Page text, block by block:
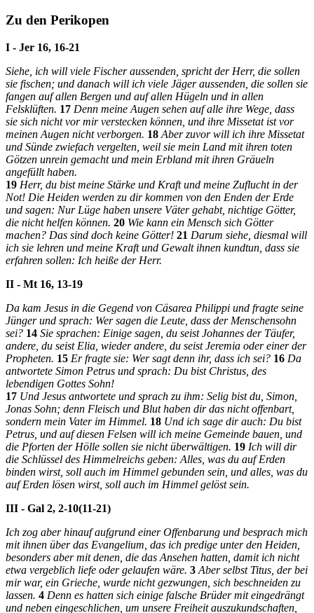
Zu den Perikopen
I - Jer 16, 16-21
Siehe, ich will viele Fischer aussenden, spricht der Herr, die sollen
sie fischen; und danach will ich viele Jäger aussenden, die sollen sie
fangen auf allen Bergen und auf allen Hügeln und in allen
Felsklüften. 17 Denn meine Augen sehen auf alle ihre Wege, dass
sie sich nicht vor mir verstecken können, und ihre Missetat ist vor
meinen Augen nicht verborgen. 18 Aber zuvor will ich ihre Missetat
und Sünde zwiefach vergelten, weil sie mein Land mit ihren toten
Götzen unrein gemacht und mein Erbland mit ihren Gräueln
angefüllt haben.
19 Herr, du bist meine Stärke und Kraft und meine Zuflucht in der
Not! Die Heiden werden zu dir kommen von den Enden der Erde
und sagen: Nur Lüge haben unsere Väter gehabt, nichtige Götter,
die nicht helfen können. 20 Wie kann ein Mensch sich Götter
machen? Das sind doch keine Götter! 21 Darum siehe, diesmal will
ich sie lehren und meine Kraft und Gewalt ihnen kundtun, dass sie
erfahren sollen: Ich heiße der Herr.
II - Mt 16, 13-19
Da kam Jesus in die Gegend von Cäsarea Philippi und fragte seine
Jünger und sprach: Wer sagen die Leute, dass der Menschensohn
sei? 14 Sie sprachen: Einige sagen, du seist Johannes der Täufer,
andere, du seist Elia, wieder andere, du seist Jeremia oder einer der
Propheten. 15 Er fragte sie: Wer sagt denn ihr, dass ich sei? 16 Da
antwortete Simon Petrus und sprach: Du bist Christus, des
lebendigen Gottes Sohn!
17 Und Jesus antwortete und sprach zu ihm: Selig bist du, Simon,
Jonas Sohn; denn Fleisch und Blut haben dir das nicht offenbart,
sondern mein Vater im Himmel. 18 Und ich sage dir auch: Du bist
Petrus, und auf diesen Felsen will ich meine Gemeinde bauen, und
die Pforten der Hölle sollen sie nicht überwältigen. 19 Ich will dir
die Schlüssel des Himmelreichs geben: Alles, was du auf Erden
binden wirst, soll auch im Himmel gebunden sein, und alles, was du
auf Erden lösen wirst, soll auch im Himmel gelöst sein.
III - Gal 2, 2-10(11-21)
Ich zog aber hinauf aufgrund einer Offenbarung und besprach mich
mit ihnen über das Evangelium, das ich predige unter den Heiden,
besonders aber mit denen, die das Ansehen hatten, damit ich nicht
etwa vergeblich liefe oder gelaufen wäre. 3 Aber selbst Titus, der bei
mir war, ein Grieche, wurde nicht gezwungen, sich beschneiden zu
lassen. 4 Denn es hatten sich einige falsche Brüder mit eingedrängt
und neben eingeschlichen, um unsere Freiheit auszukundschaften,